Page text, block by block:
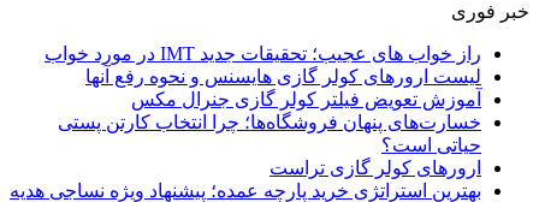
خبر فوری
راز خواب های عجیب؛ تحقیقات جدید IMT در مورد خواب
لیست ارورهای کولر گازی هایسنس و نحوه رفع آنها
آموزش تعویض فیلتر کولر گازی جنرال مکس
خسارت‌های پنهان فروشگاه‌ها؛ چرا انتخاب کارتن پستی
حیاتی است؟
ارورهای کولر گازی تراست
بهترین استراتژی خرید پارچه عمده؛ پیشنهاد ویژه نساجی هدیه